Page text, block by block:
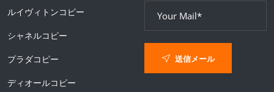
ルイヴィトンコピー
シャネルコピー
プラダコピー
ディオールコピー
送信メール